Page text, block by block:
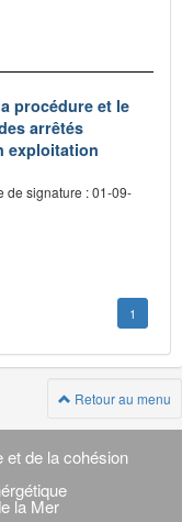
procédure et le
arrêtés
exploitation
de signature : 01-09-
1
Retour au menu
et de la cohésion
la Mer